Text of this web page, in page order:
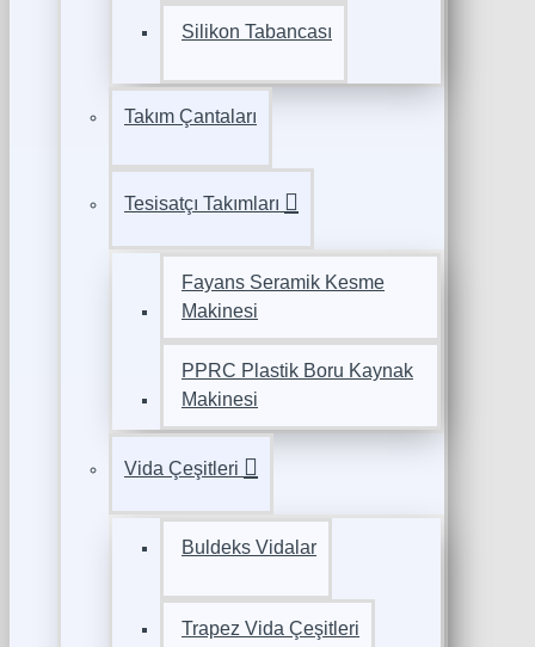
Silikon Tabancası
Takım Çantaları
Tesisatçı Takımları
Fayans Seramik Kesme
Makinesi
PPRC Plastik Boru Kaynak
Makinesi
Vida Çeşitleri
Buldeks Vidalar
Trapez Vida Çeşitleri